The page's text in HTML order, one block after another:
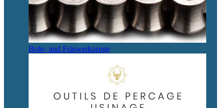
Bohr- und Fräswerkzeuge